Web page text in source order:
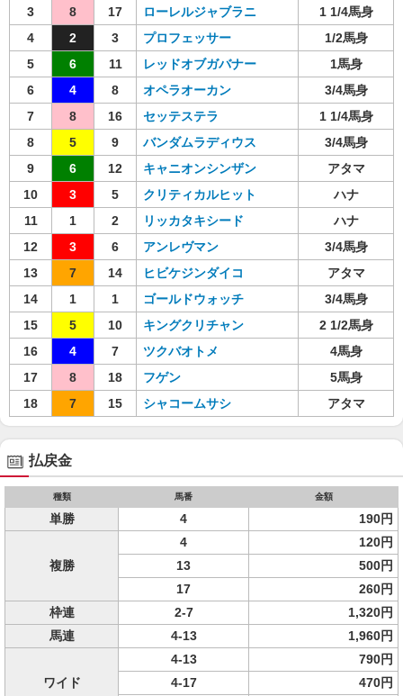
3
8 17 ローレルジャブラニ
1 1/4馬身
4
2 3 プロフェッサー
1/2馬身
5
6 11 レッドオブガバナー
1馬身
6
4 8 オペラオーカン
3/4馬身
7
8 16 セッテステラ
1 1/4馬身
8
5 9 バンダムラディウス
3/4馬身
9
6 12 キャニオンシンザン
アタマ
10
3 5 クリティカルヒット
ハナ
11
1 2 リッカタキシード
ハナ
12
3 6 アンレヴマン
3/4馬身
13
7 14 ヒビケジンダイコ
アタマ
14
1 1 ゴールドウォッチ
3/4馬身
15
5 10 キングクリチャン
2 1/2馬身
16
4 7 ツクバオトメ
4馬身
17
8 18 フゲン
5馬身
18
7 15 シャコームサシ アタマ
払戻金
種類 馬番 金額
単勝 4 190円
複勝
4
120円
13
500円
17
260円
枠連
2-7
1,320円
馬連
4-13 1,960円
ワイド
4-13
790円
4-17
470円